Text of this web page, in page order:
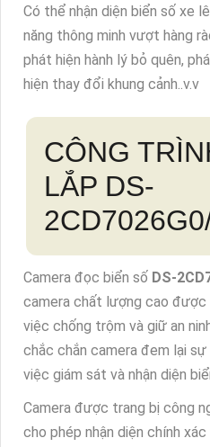
Có thể nhận diện biển số xe
năng thông minh vượt hàng
phát hiện hành lý bỏ quên,
hiện thay đổi khung cảnh..v.v
CÔNG
LẮP DS-
Camera đọc biển số DS-
camera chất lượng cao
việc chống trộm và giữ an
chắc chắn camera đem lại
việc giám sát và nhận diện
Camera được trang bị công
cho phép nhận diện chính